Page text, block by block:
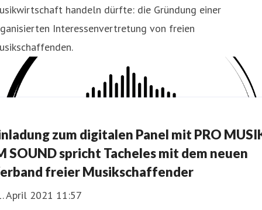
handeln dürfte: die Gründung einer
Interessenvertretung von freien
zum digitalen Panel mit PRO
SOUND spricht Tacheles mit dem neuen
freier Musikschaffender
April 2021 11:57